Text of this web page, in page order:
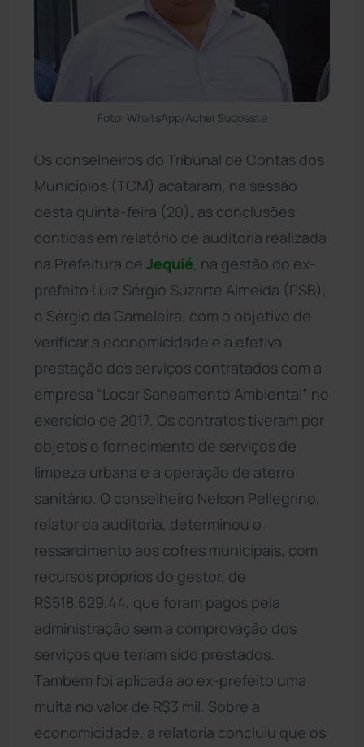
Foto: WhatsApp/Achei Sudoeste
Os conselheiros do Tribunal de Contas dos
Municípios (TCM) acataram, na sessão
desta quinta-feira (20), as conclusões
contidas em relatório de auditoria realizada
na Prefeitura de Jequié, na gestão do ex-
prefeito Luiz Sérgio Suzarte Almeida (PSB),
o Sérgio da Gameleira, com o objetivo de
verificar a economicidade e a efetiva
prestação dos serviços contratados com a
empresa “Locar Saneamento Ambiental” no
exercício de 2017. Os contratos tiveram por
objetos o fornecimento de serviços de
limpeza urbana e a operação de aterro
sanitário. O conselheiro Nelson Pellegrino,
relator da auditoria, determinou o
ressarcimento aos cofres municipais, com
recursos próprios do gestor, de
R$518.629,44, que foram pagos pela
administração sem a comprovação dos
serviços que teriam sido prestados.
Também foi aplicada ao ex-prefeito uma
multa no valor de R$3 mil. Sobre a
economicidade, a relatoria concluiu que os